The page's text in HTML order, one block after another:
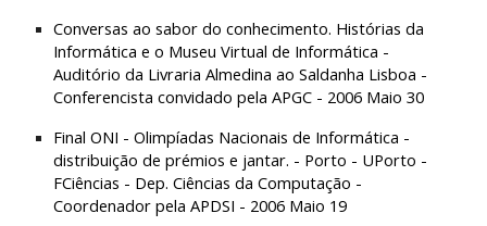
Conversas ao sabor do conhecimento. Histórias da
Informática e o Museu Virtual de Informática -
Auditório da Livraria Almedina ao Saldanha Lisboa -
Conferencista convidado pela APGC - 2006 Maio 30
Final ONI - Olimpíadas Nacionais de Informática -
distribuição de prémios e jantar. - Porto - UPorto -
FCiências - Dep. Ciências da Computação -
Coordenador pela APDSI - 2006 Maio 19